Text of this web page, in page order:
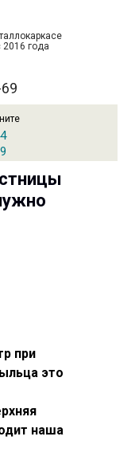
года
при
это
наша
свое
и